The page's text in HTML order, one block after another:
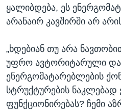
ყალიბდება, ეს
არანაირ კავშირში არ
„ხდებიან თუ არა
უფრო ავტორიტარული და
ენერგომატარებლების
სტრუქტურების ნაკლებად
ფუნქციონირებას? ჩემი